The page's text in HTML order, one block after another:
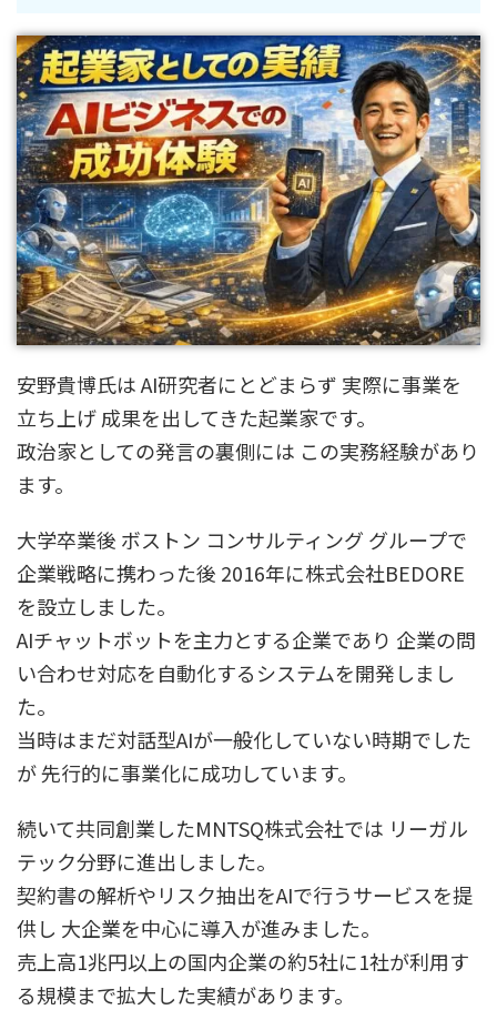
安野貴博氏は AI研究者にとどまらず 実際に事業を
立ち上げ 成果を出してきた起業家です。
政治家としての発言の裏側には この実務経験があり
ます。
大学卒業後 ボストン コンサルティング グループで
企業戦略に携わった後 2016年に株式会社BEDORE
を設立しました。
AIチャットボットを主力とする企業であり 企業の問
い合わせ対応を自動化するシステムを開発しまし
た。
当時はまだ対話型AIが一般化していない時期でした
が 先行的に事業化に成功しています。
続いて共同創業したMNTSQ株式会社では リーガル
テック分野に進出しました。
契約書の解析やリスク抽出をAIで行うサービスを提
供し 大企業を中心に導入が進みました。
売上高1兆円以上の国内企業の約5社に1社が利用す
る規模まで拡大した実績があります。